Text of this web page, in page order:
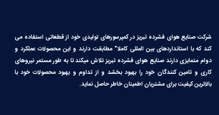
شرکت صنایع هوای فشرده تبریز در کمپرسورهای تولیدی خود از قطعاتی استفاده می
کند که با استانداردهای بین المللی کاملا″ مطابقت دارند و این محصولات عملکرد و
دوام متمایزی دارند صنایع هوای فشرده تبریز تلاش میکند تا به طور مستمر نیروهای
کاری و تامین کنندگان خود را بهبود بخشد و از تداوم و بهبود محصولات خود با
بالاترین کیفیت برای مشتریان اطمینان خاطر حاصل نماید.